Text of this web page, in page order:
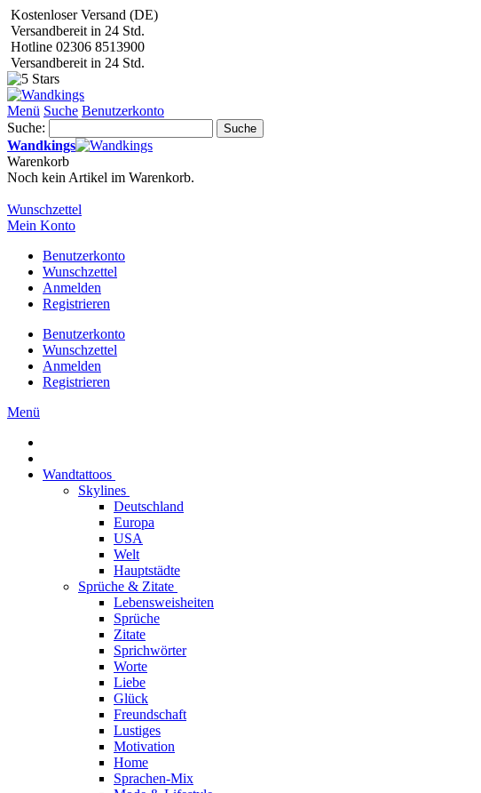
Kostenloser Versand (DE)
Versandbereit in 24 Std.
Hotline 02306 8513900
Versandbereit in 24 Std.
Menü Suche Benutzerkonto
Suche:
Suche
Wandkings
Warenkorb
Noch kein Artikel im Warenkorb.
Wunschzettel
Mein Konto
Benutzerkonto
Wunschzettel
Anmelden
Registrieren
Benutzerkonto
Wunschzettel
Anmelden
Registrieren
Menü
Wandtattoos
Skylines
Deutschland
Europa
USA
Welt
Hauptstädte
Sprüche & Zitate
Lebensweisheiten
Sprüche
Zitate
Sprichwörter
Worte
Liebe
Glück
Freundschaft
Lustiges
Motivation
Home
Sprachen-Mix